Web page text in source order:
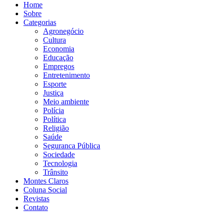
Home
Sobre
Categorias
Agronegócio
Cultura
Economia
Educação
Empregos
Entretenimento
Esporte
Justiça
Meio ambiente
Polícia
Política
Religião
Saúde
Seguranca Pública
Sociedade
Tecnologia
Trânsito
Montes Claros
Coluna Social
Revistas
Contato